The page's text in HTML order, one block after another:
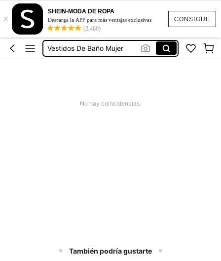
CONSIGUE
×
SHEIN-MODA DE ROPA
Descarga la APP para más ventajas exclusivas
(2,460)
Ropa Deportiva De Mujer
Vestidos
Vestidos De Baño Mujer
No hay coincidencias.
También podría gustarte